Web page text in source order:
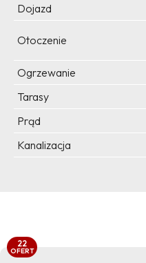
Dojazd
Otoczenie
Ogrzewanie
Tarasy
Prąd
Kanalizacja
22
OFERT